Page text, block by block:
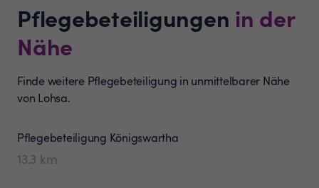
Pflegebeteiligungen in der
Nähe
Finde weitere Pflegebeteiligung in unmittelbarer Nähe
von Lohsa.
Pflegebeteiligung Königswartha
13.3 km